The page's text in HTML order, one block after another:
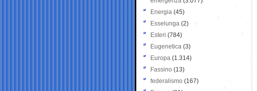
Energia (45)
Esselunga (2)
Esteri (784)
Eugenetica (3)
Europa (1.314)
Fassino (13)
federalismo (167)